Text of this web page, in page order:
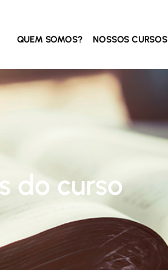
QUEM SOMOS? NOSSOS CURSOS
do curso